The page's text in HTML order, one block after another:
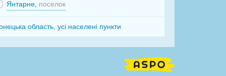
Янтарне, поселок
область, усі населені пункти